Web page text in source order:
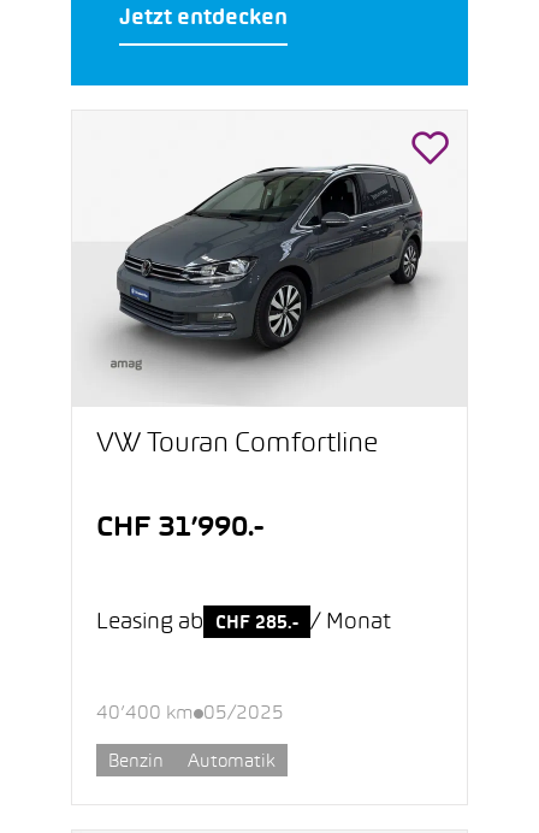
Jetzt entdecken
VW Touran Comfortline
CHF 31’990.-
Leasing ab CHF 285.- / Monat
40’400 km 05/2025
Benzin Automatik